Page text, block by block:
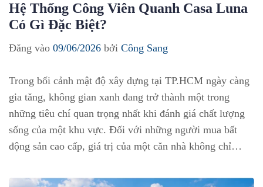
Hệ Thống Công Viên Quanh Casa Luna
Có Gì Đặc Biệt?
Đăng vào 09/06/2026 bởi Công Sang
Trong bối cảnh mật độ xây dựng tại TP.HCM ngày càng
gia tăng, không gian xanh đang trở thành một trong
những tiêu chí quan trọng nhất khi đánh giá chất lượng
sống của một khu vực. Đối với những người mua bất
động sản cao cấp, giá trị của một căn nhà không chỉ…